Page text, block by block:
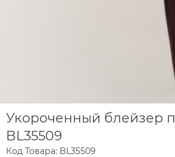
Укороченный блейзер
BL35509
Код Товара: BL35509